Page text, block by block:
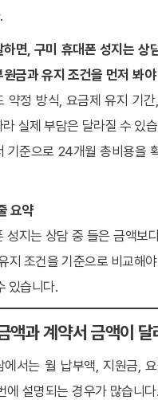
면, 구미 휴대폰 성지는 상
금과 유지 조건을 먼저 봐
약정 방식, 요금제 유지 기
실제 부담은 달라질 수 있
기준으로 24개월 총비용을
요약
성지는 상담 중 들은 금액보
지 조건을 기준으로 비교해
있습니다.
액과 계약서 금액이
에서는 월 납부액, 지원금,
에 설명되는 경우가 많습니